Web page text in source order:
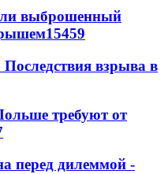
выброшенный
15459
Последствия взрыва в
требуют от
перед дилеммой -